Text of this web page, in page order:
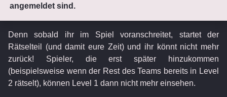
angemeldet sind.
Denn sobald ihr im Spiel voranschreitet, startet der
Rätselteil (und damit eure Zeit) und ihr könnt nicht mehr
zurück! Spieler, die erst später hinzukommen
(beispielsweise wenn der Rest des Teams bereits in Level
2 rätselt), können Level 1 dann nicht mehr einsehen.